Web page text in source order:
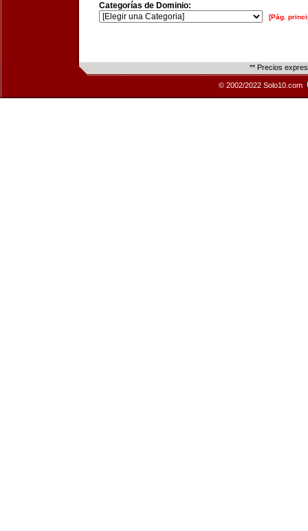
Categorías de Dominio:
[Pág.
** Precios
© 2002/2022 Solo10.com